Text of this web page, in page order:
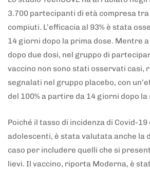
3.700 partecipanti di età compresa tra
compiuti. L’efficacia al 93% è stata
14 giorni dopo la prima dose. Mentre
dopo due dosi, nel gruppo di
vaccino non sono stati osservati casi,
segnalati nel gruppo placebo, con
del 100% a partire da 14 giorni dopo
Poiché il tasso di incidenza di Covid-
adolescenti, è stata valutata anche la
caso per includere quelli che si
lievi. Il vaccino, riporta Moderna, è